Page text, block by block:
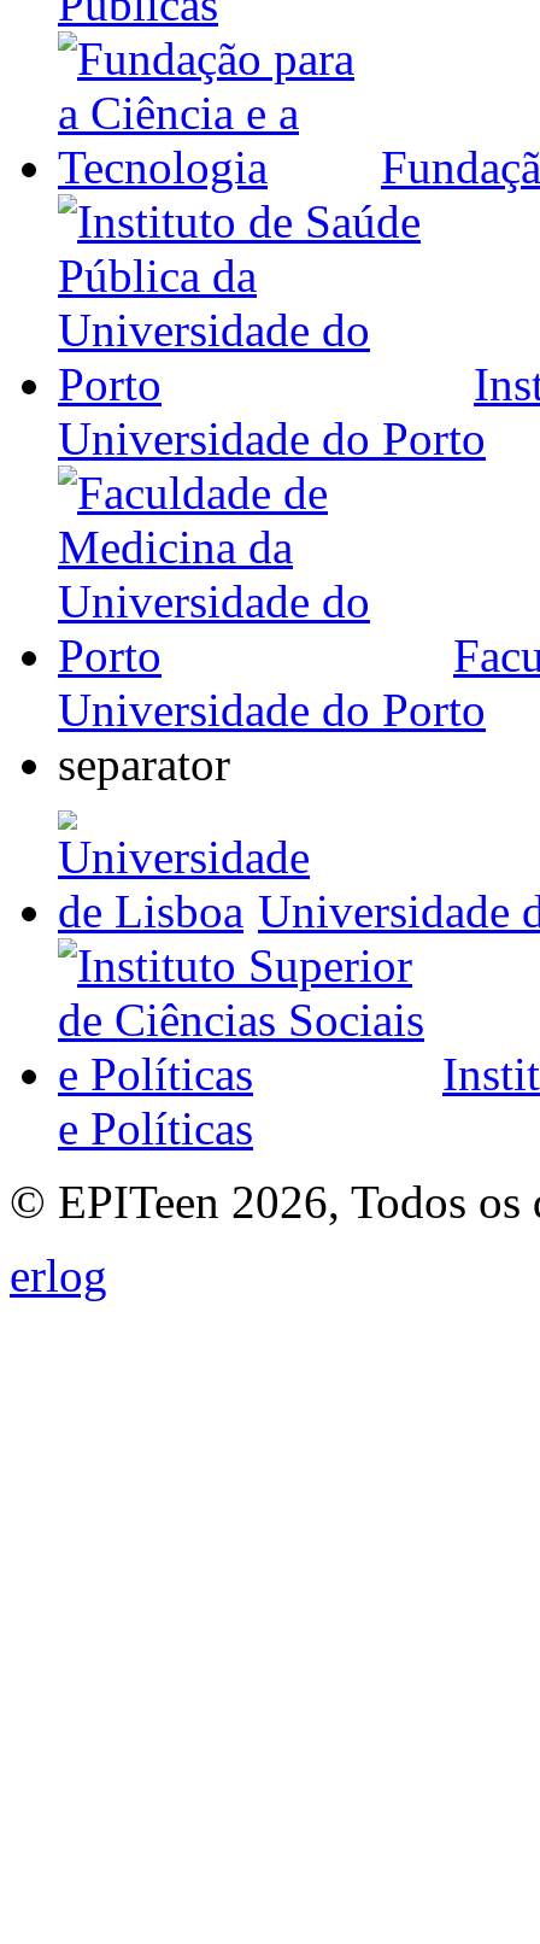
Universidade do Porto
Universidade do Porto
separator
Universidade
e Políticas
© EPITeen 2026, Todos os
erlog